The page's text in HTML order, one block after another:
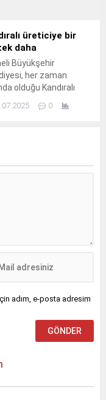
üreticiye bir
daha
Büyükşehir
her zaman
olduğu Kandıralı
fındık ve gübre
0
adım, e-posta adresim